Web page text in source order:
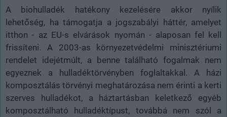
A biohulladék hatékony kezelésére akkor nyílik
lehetőség, ha támogatja a jogszabályi háttér, amelyet
itthon - az EU-s elvárások nyomán - alaposan fel kell
frissíteni. A 2003-as környezetvédelmi minisztériumi
rendelet idejétmúlt, a benne található fogalmak nem
egyeznek a hulladéktörvényben foglaltakkal. A házi
komposztálás törvényi meghatározása nem érinti a kerti
szerves hulladékot, a háztartásban keletkező egyéb
komposztálható hulladéktípust, továbbá nem szól a